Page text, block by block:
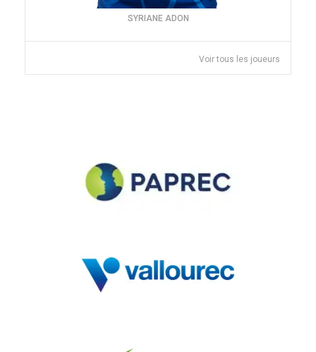
SYRIANE ADON
Voir tous les joueurs